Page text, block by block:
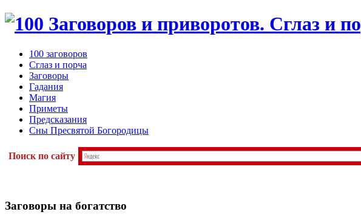
100 заговоров
Сглаз и порча
Заговоры
Гадания
Магия
Приметы
Предсказания
Сны Пресвятой Богородицы
Поиск по сайту
Заговоры на богатство